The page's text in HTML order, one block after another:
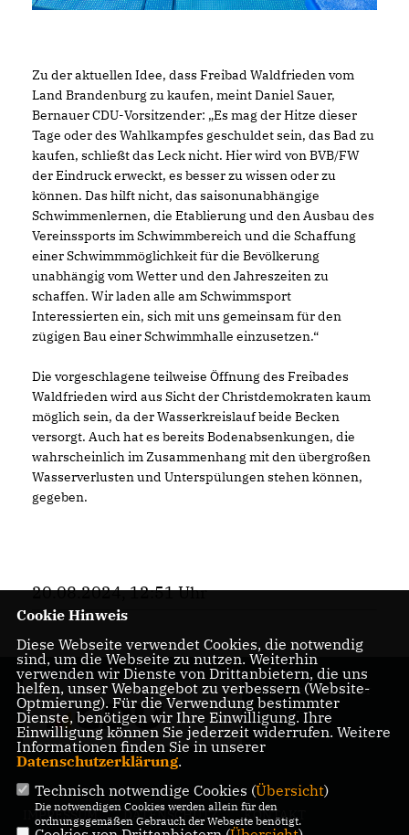
Zu der aktuellen Idee, dass Freibad Waldfrieden vom
Land Brandenburg zu kaufen, meint Daniel Sauer,
Bernauer CDU-Vorsitzender: „Es mag der Hitze dieser
Tage oder des Wahlkampfes geschuldet sein, das Bad zu
kaufen, schließt das Leck nicht. Hier wird von BVB/FW
der Eindruck erweckt, es besser zu wissen oder zu
können. Das hilft nicht, das saisonunabhängige
Schwimmenlernen, die Etablierung und den Ausbau des
Vereinssports im Schwimmbereich und die Schaffung
einer Schwimmmöglichkeit für die Bevölkerung
unabhängig vom Wetter und den Jahreszeiten zu
schaffen. Wir laden alle am Schwimmsport
Interessierten ein, sich mit uns gemeinsam für den
zügigen Bau einer Schwimmhalle einzusetzen.“
Die vorgeschlagene teilweise Öffnung des Freibades
Waldfrieden wird aus Sicht der Christdemokraten kaum
möglich sein, da der Wasserkreislauf beide Becken
versorgt. Auch hat es bereits Bodenabsenkungen, die
wahrscheinlich im Zusammenhang mit den übergroßen
Wasserverlusten und Unterspülungen stehen können,
gegeben.
20.08.2024, 12:51 Uhr
Internetauftritt der
CDU Bernau
IMPRESSUM DATENSCHUTZ KONTAKT
Cookie Hinweis
Diese Webseite verwendet Cookies, die notwendig
sind, um die Webseite zu nutzen. Weiterhin
verwenden wir Dienste von Drittanbietern, die uns
helfen, unser Webangebot zu verbessern (Website-
Optmierung). Für die Verwendung bestimmter
Dienste, benötigen wir Ihre Einwilligung. Ihre
Einwilligung können Sie jederzeit widerrufen. Weitere
Informationen finden Sie in unserer
Datenschutzerklärung.
Technisch notwendige Cookies (Übersicht)
Die notwendigen Cookies werden allein für den
ordnungsgemäßen Gebrauch der Webseite benötigt.